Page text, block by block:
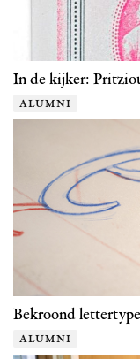
In de kijker:
alumni
Bekroond
alumni